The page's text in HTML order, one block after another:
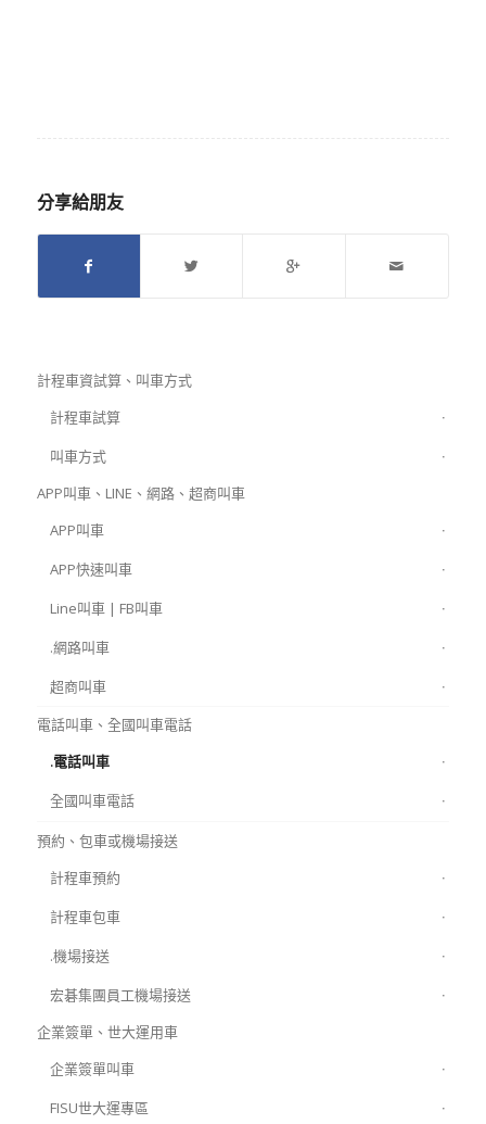
分享給朋友
計程車資試算、叫車方式
計程車試算
叫車方式
APP叫車、LINE、網路、超商叫車
APP叫車
APP快速叫車
Line叫車 | FB叫車
.網路叫車
超商叫車
電話叫車、全國叫車電話
.電話叫車
全國叫車電話
預約、包車或機場接送
計程車預約
計程車包車
.機場接送
宏碁集團員工機場接送
企業簽單、世大運用車
企業簽單叫車
FISU世大運專區